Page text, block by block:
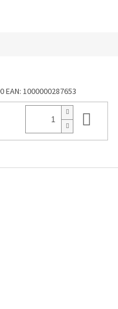
EAN: 1000000287653